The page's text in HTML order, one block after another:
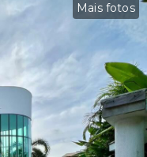
Mais fotos